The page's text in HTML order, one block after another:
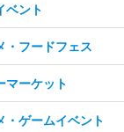
ベント
・フードフェス
マーケット
・ゲームイベント